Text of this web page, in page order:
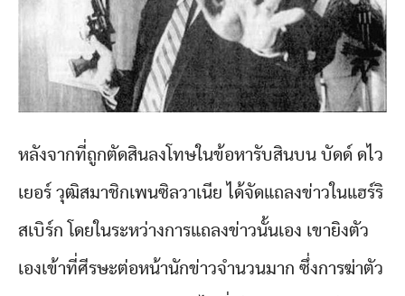
หลังจากที่ถูกตัดสินลงโทษในข้อหารับสินบน บัดด์ ดไว
เยอร์ วุฒิสมาชิกเพนซิลวาเนีย ได้จัดแถลงข่าวในแฮร์ริ
สเบิร์ก โดยในระหว่างการแถลงข่าวนั้นเอง เขายิงตัว
เองเข้าที่ศีรษะต่อหน้านักข่าวจำนวนมาก ซึ่งการฆ่าตัว